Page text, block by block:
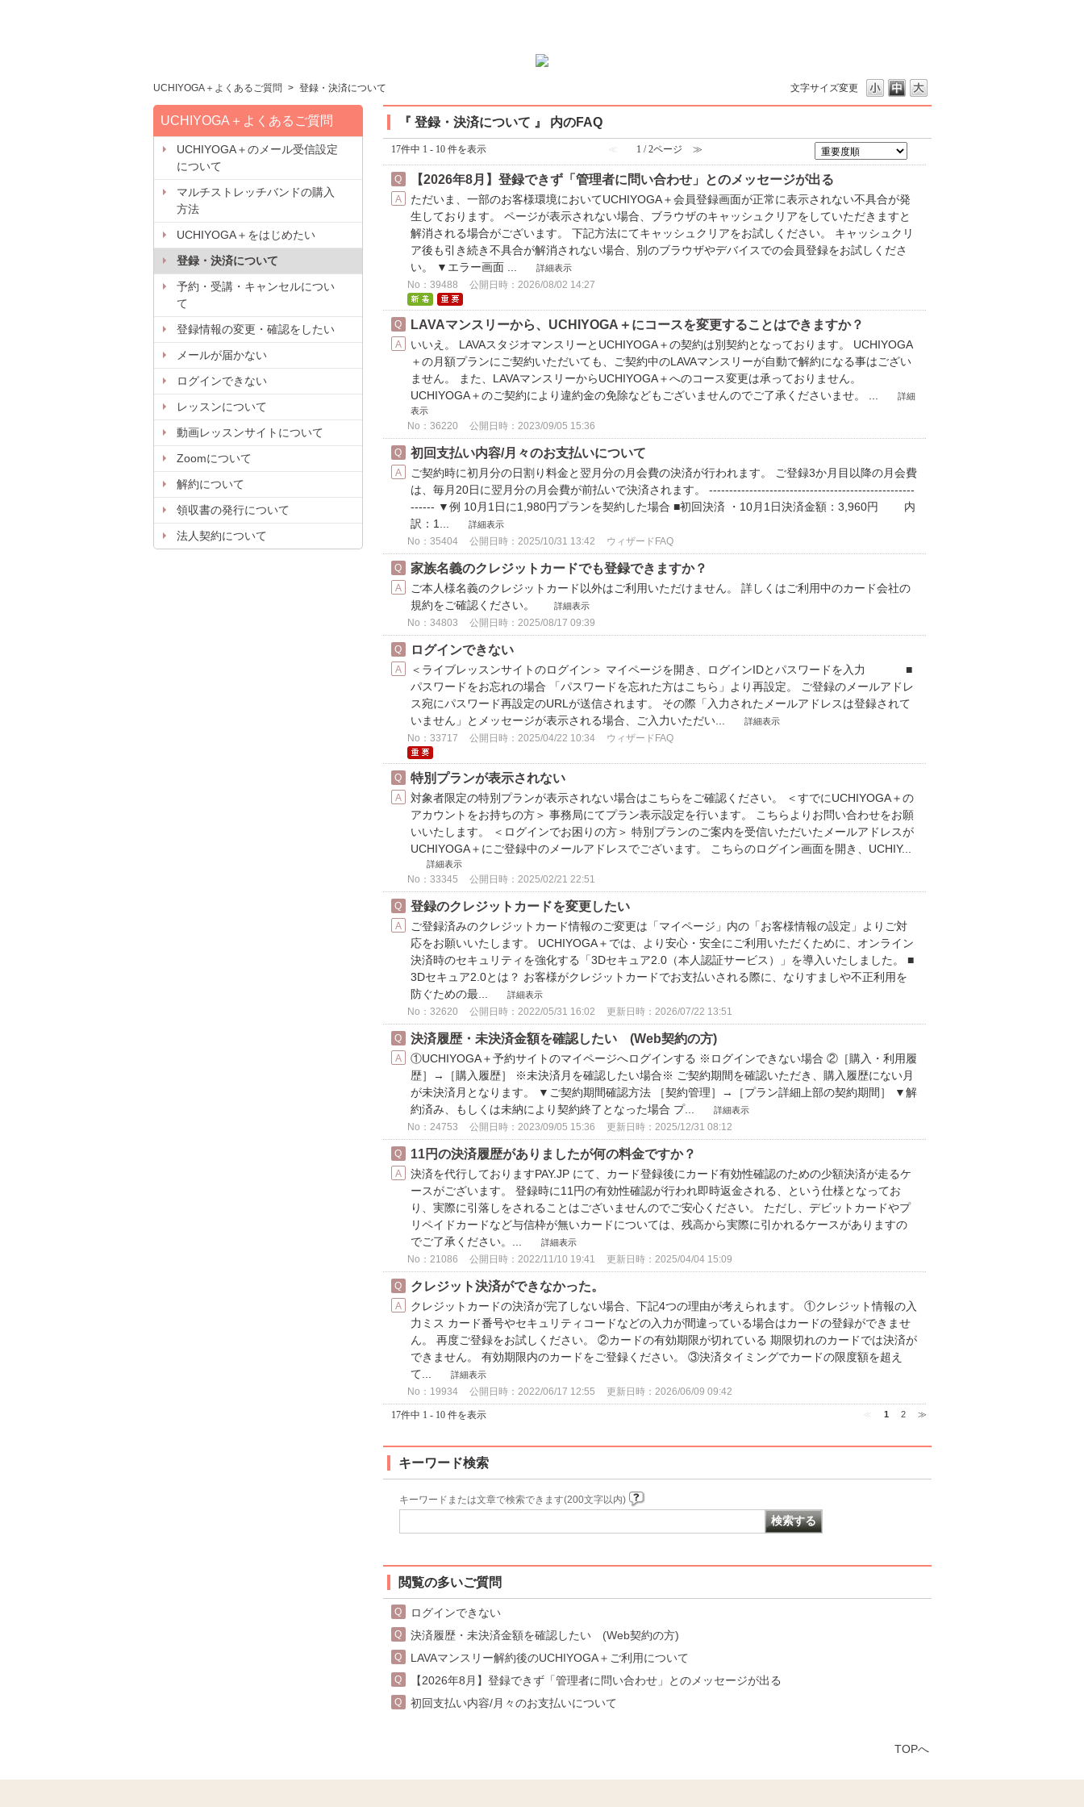
文字サイズ変更
UCHIYOGA＋よくあるご質問 > 登録・決済について
UCHIYOGA＋よくあるご質問
UCHIYOGA＋のメール受信設定
について
マルチストレッチバンドの購入
方法
UCHIYOGA＋をはじめたい
登録・決済について
予約・受講・キャンセルについ
て
登録情報の変更・確認をしたい
メールが届かない
ログインできない
レッスンについて
動画レッスンサイトについて
Zoomについて
解約について
領収書の発行について
法人契約について
『 登録・決済について 』 内のFAQ
17件中 1 - 10 件を表示 ≪ 1 / 2ページ ≫
【2026年8月】登録できず「管理者に問い合わせ」とのメッセージが出る
ただいま、一部のお客様環境においてUCHIYOGA＋会員登録画面が正常に表示されない不具合が発
生しております。 ページが表示されない場合、ブラウザのキャッシュクリアをしていただきますと
解消される場合がございます。 下記方法にてキャッシュクリアをお試しください。 キャッシュクリ
ア後も引き続き不具合が解消されない場合、別のブラウザやデバイスでの会員登録をお試しくださ
い。 ▼エラー画面 ...
詳細表示
No：39488 公開日時：2026/08/02 14:27
LAVAマンスリーから、UCHIYOGA＋にコースを変更することはできますか？
いいえ。 LAVAスタジオマンスリーとUCHIYOGA＋の契約は別契約となっております。 UCHIYOGA
＋の月額プランにご契約いただいても、ご契約中のLAVAマンスリーが自動で解約になる事はござい
ません。 また、LAVAマンスリーからUCHIYOGA＋へのコース変更は承っておりません。
UCHIYOGA＋のご契約により違約金の免除などもございませんのでご了承くださいませ。 ...
詳細
表示
No：36220 公開日時：2023/09/05 15:36
初回支払い内容/月々のお支払いについて
ご契約時に初月分の日割り料金と翌月分の月会費の決済が行われます。 ご登録3か月目以降の月会費
は、毎月20日に翌月分の月会費が前払いで決済されます。 ---------------------------------------------------
------ ▼例 10月1日に1,980円プランを契約した場合 ■初回決済 ・10月1日決済金額：3,960円 内
訳：1...
詳細表示
No：35404 公開日時：2025/10/31 13:42 ウィザードFAQ
家族名義のクレジットカードでも登録できますか？
ご本人様名義のクレジットカード以外はご利用いただけません。 詳しくはご利用中のカード会社の
規約をご確認ください。
詳細表示
No：34803 公開日時：2025/08/17 09:39
ログインできない
＜ライブレッスンサイトのログイン＞ マイページを開き、ログインIDとパスワードを入力 ■
パスワードをお忘れの場合 「パスワードを忘れた方はこちら」より再設定。 ご登録のメールアドレ
ス宛にパスワード再設定のURLが送信されます。 その際「入力されたメールアドレスは登録されて
いません」とメッセージが表示される場合、ご入力いただい...
詳細表示
No：33717 公開日時：2025/04/22 10:34 ウィザードFAQ
特別プランが表示されない
対象者限定の特別プランが表示されない場合はこちらをご確認ください。 ＜すでにUCHIYOGA＋の
アカウントをお持ちの方＞ 事務局にてプラン表示設定を行います。 こちらよりお問い合わせをお願
いいたします。 ＜ログインでお困りの方＞ 特別プランのご案内を受信いただいたメールアドレスが
UCHIYOGA＋にご登録中のメールアドレスでございます。 こちらのログイン画面を開き、UCHIY...
詳細表示
No：33345 公開日時：2025/02/21 22:51
登録のクレジットカードを変更したい
ご登録済みのクレジットカード情報のご変更は「マイページ」内の「お客様情報の設定」よりご対
応をお願いいたします。 UCHIYOGA＋では、より安心・安全にご利用いただくために、オンライン
決済時のセキュリティを強化する「3Dセキュア2.0（本人認証サービス）」を導入いたしました。 ■
3Dセキュア2.0とは？ お客様がクレジットカードでお支払いされる際に、なりすましや不正利用を
防ぐための最...
詳細表示
No：32620 公開日時：2022/05/31 16:02 更新日時：2026/07/22 13:51
決済履歴・未決済金額を確認したい (Web契約の方)
①UCHIYOGA＋予約サイトのマイページへログインする ※ログインできない場合 ②［購入・利用履
歴］→［購入履歴］ ※未決済月を確認したい場合※ ご契約期間を確認いただき、購入履歴にない月
が未決済月となります。 ▼ご契約期間確認方法 ［契約管理］→［プラン詳細上部の契約期間］ ▼解
約済み、もしくは未納により契約終了となった場合 プ...
詳細表示
No：24753 公開日時：2023/09/05 15:36 更新日時：2025/12/31 08:12
11円の決済履歴がありましたが何の料金ですか？
決済を代行しておりますPAY.JP にて、カード登録後にカード有効性確認のための少額決済が走るケ
ースがございます。 登録時に11円の有効性確認が行われ即時返金される、という仕様となってお
り、実際に引落しをされることはございませんのでご安心ください。 ただし、デビットカードやプ
リペイドカードなど与信枠が無いカードについては、残高から実際に引かれるケースがありますの
でご了承ください。...
詳細表示
No：21086 公開日時：2022/11/10 19:41 更新日時：2025/04/04 15:09
クレジット決済ができなかった。
クレジットカードの決済が完了しない場合、下記4つの理由が考えられます。 ①クレジット情報の入
力ミス カード番号やセキュリティコードなどの入力が間違っている場合はカードの登録ができませ
ん。 再度ご登録をお試しください。 ②カードの有効期限が切れている 期限切れのカードでは決済が
できません。 有効期限内のカードをご登録ください。 ③決済タイミングでカードの限度額を超え
て...
詳細表示
No：19934 公開日時：2022/06/17 12:55 更新日時：2026/06/09 09:42
17件中 1 - 10 件を表示 1 2 ≫
キーワード検索
キーワードまたは文章で検索できます(200文字以内)
閲覧の多いご質問
ログインできない
決済履歴・未決済金額を確認したい (Web契約の方)
LAVAマンスリー解約後のUCHIYOGA＋ご利用について
【2026年8月】登録できず「管理者に問い合わせ」とのメッセージが出る
初回支払い内容/月々のお支払いについて
TOPへ